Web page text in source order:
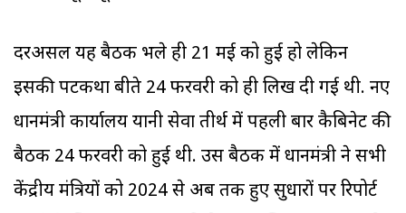
दरअसल यह बैठक भले ही 21 मई को हुई हो लेकिन
इसकी पटकथा बीते 24 फरवरी को ही लिख दी गई थी. नए
प्रधानमंत्री कार्यालय यानी सेवा तीर्थ में पहली बार कैबिनेट की
बैठक 24 फरवरी को हुई थी. उस बैठक में प्रधानमंत्री ने सभी
केंद्रीय मंत्रियों को 2024 से अब तक हुए सुधारों पर रिपोर्ट